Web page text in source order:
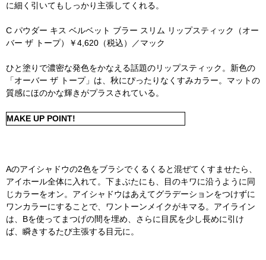
に細く引いてもしっかり主張してくれる。
C パウダー キス ベルベット ブラー スリム リップスティック（オー
バー ザ トープ）￥4,620（税込）／マック
ひと塗りで濃密な発色をかなえる話題のリップスティック。新色の
「オーバー ザ トープ」は、秋にぴったりなくすみカラー。マットの
質感にほのかな輝きがプラスされている。
MAKE UP POINT!
Aのアイシャドウの2色をブラシでくるくると混ぜてくすませたら、
アイホール全体に入れて。下まぶたにも、目のキワに沿うように同
じカラーをオン。アイシャドウはあえてグラデーションをつけずに
ワンカラーにすることで、ワントーンメイクがキマる。アイライン
は、Bを使ってまつげの間を埋め、さらに目尻を少し長めに引け
ば、瞬きするたび主張する目元に。